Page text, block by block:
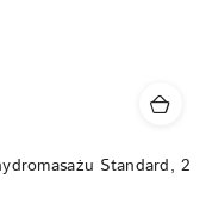
Standard, 2